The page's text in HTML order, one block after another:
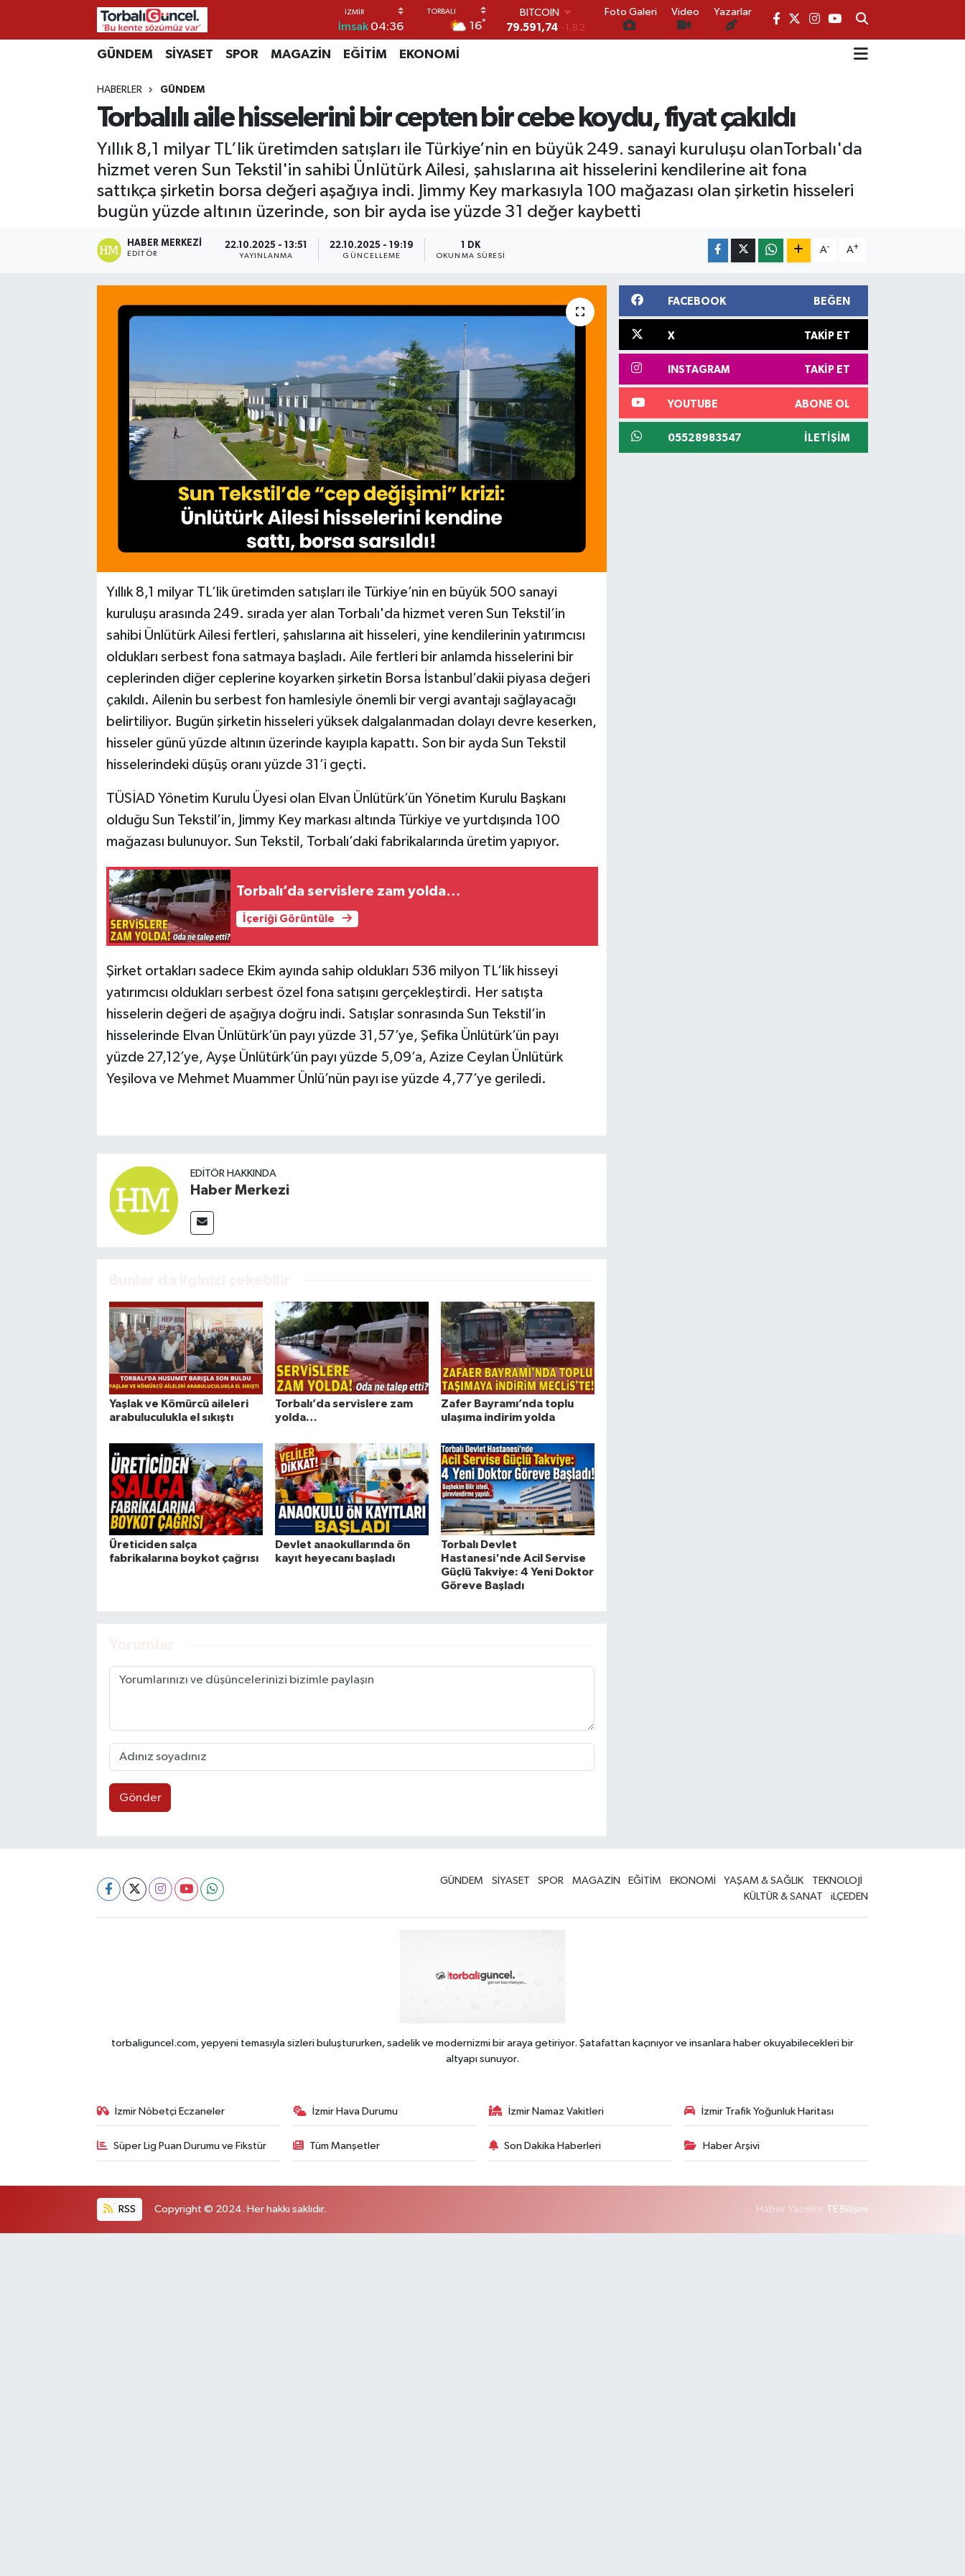
İmsak 04:36 16°
DOLAR
45,43620 0.02
EURO
6862,09000 0.19
14.598,00 0
79.591,74 -1.82
Foto Galeri Video Yazarlar
GÜNDEM SİYASET SPOR MAGAZİN EĞİTİM EKONOMİ
HABERLER GÜNDEM
Torbalılı aile hisselerini bir cepten bir cebe koydu, fiyat çakıldı
Yıllık 8,1 milyar TL’lik üretimden satışları ile Türkiye’nin en büyük 249. sanayi kuruluşu olanTorbalı'da
hizmet veren Sun Tekstil'in sahibi Ünlütürk Ailesi, şahıslarına ait hisselerini kendilerine ait fona
sattıkça şirketin borsa değeri aşağıya indi. Jimmy Key markasıyla 100 mağazası olan şirketin hisseleri
bugün yüzde altının üzerinde, son bir ayda ise yüzde 31 değer kaybetti
HABER MERKEZI
EDITÖR
22.10.2025 - 13:51
YAYINLANMA
22.10.2025 - 19:19
GÜNCELLEME
1 DK
OKUNMA SÜRESI
A- A+
Yıllık 8,1 milyar TL’lik üretimden satışları ile Türkiye’nin en büyük 500 sanayi
kuruluşu arasında 249. sırada yer alan Torbalı'da hizmet veren Sun Tekstil’in
sahibi Ünlütürk Ailesi fertleri, şahıslarına ait hisseleri, yine kendilerinin yatırımcısı
oldukları serbest fona satmaya başladı. Aile fertleri bir anlamda hisselerini bir
ceplerinden diğer ceplerine koyarken şirketin Borsa İstanbul’dakii piyasa değeri
çakıldı. Ailenin bu serbest fon hamlesiyle önemli bir vergi avantajı sağlayacağı
belirtiliyor. Bugün şirketin hisseleri yüksek dalgalanmadan dolayı devre keserken,
hisseler günü yüzde altının üzerinde kayıpla kapattı. Son bir ayda Sun Tekstil
hisselerindeki düşüş oranı yüzde 31’i geçti.
TÜSİAD Yönetim Kurulu Üyesi olan Elvan Ünlütürk’ün Yönetim Kurulu Başkanı
olduğu Sun Tekstil’in, Jimmy Key markası altında Türkiye ve yurtdışında 100
mağazası bulunuyor. Sun Tekstil, Torbalı’daki fabrikalarında üretim yapıyor.
Torbalı’da servislere zam yolda…
İçeriği Görüntüle
Şirket ortakları sadece Ekim ayında sahip oldukları 536 milyon TL’lik hisseyi
yatırımcısı oldukları serbest özel fona satışını gerçekleştirdi. Her satışta
hisselerin değeri de aşağıya doğru indi. Satışlar sonrasında Sun Tekstil’in
hisselerinde Elvan Ünlütürk’ün payı yüzde 31,57’ye, Şefika Ünlütürk’ün payı
yüzde 27,12’ye, Ayşe Ünlütürk’ün payı yüzde 5,09’a, Azize Ceylan Ünlütürk
Yeşilova ve Mehmet Muammer Ünlü’nün payı ise yüzde 4,77’ye geriledi.
EDITÖR HAKKINDA
Haber Merkezi
Yaşlak ve Kömürcü aileleri
arabuluculukla el sıkıştı
Torbalı’da servislere zam
yolda…
Zafer Bayramı’nda toplu
ulaşıma indirim yolda
Üreticiden salça
fabrikalarına boykot çağrısı
Devlet anaokullarında ön
kayıt heyecanı başladı
Torbalı Devlet
Hastanesi'nde Acil Servise
Güçlü Takviye: 4 Yeni Doktor
Göreve Başladı
Gönder
FACEBOOK BEĞEN
X TAKIP ET
INSTAGRAM TAKIP ET
YOUTUBE ABONE OL
05528983547 İLETIŞIM
GÜNDEM SİYASET SPOR MAGAZİN EĞİTİM EKONOMİ YAŞAM & SAĞLIK
TEKNOLOJİ
KÜLTÜR & SANAT
iLÇEDEN
torbaliguncel.com, yepyeni temasıyla sizleri buluştururken, sadelik ve modernizmi bir araya getiriyor. Şatafattan kaçınıyor ve insanlara haber okuyabilecekleri bir
altyapı sunuyor.
İzmir Nöbetçi Eczaneler İzmir Hava Durumu İzmir Namaz Vakitleri İzmir Trafik Yoğunluk Haritası
Süper Lig Puan Durumu ve Fikstür Tüm Manşetler Son Dakika Haberleri Haber Arşivi
RSS Copyright © 2024. Her hakkı saklıdır. Haber Yazılımı: TE Bilişim
İzmir Nöbetçi Eczaneler
İzmir Hava Durumu
İzmir Namaz Vakitleri
İzmir Trafik Yoğunluk Haritası
Süper Lig Puan Durumu ve Fikstür
Tüm Manşetler